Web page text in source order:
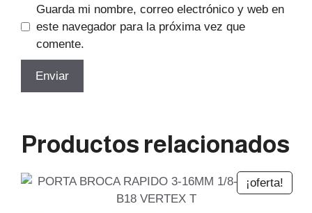
Guarda mi nombre, correo electrónico y web en
este navegador para la próxima vez que
comente.
Productos relacionados
¡oferta!